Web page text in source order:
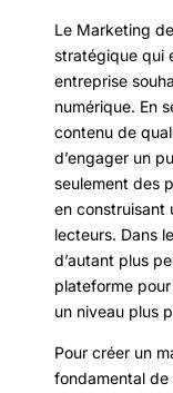
Le Marketing
stratégique qui
entreprise
numérique. En
contenu de
d’engager un
seulement des
en construisant
lecteurs. Dans
d’autant plus
plateforme
un niveau plus
Pour créer un
fondamental de